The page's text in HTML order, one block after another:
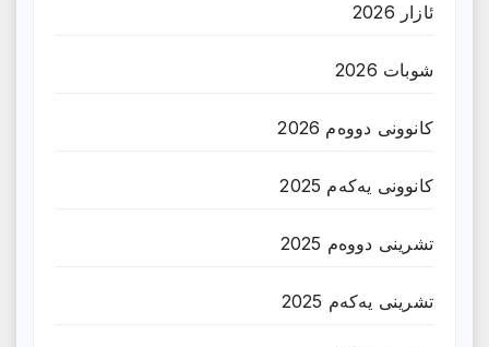
ئازار 2026
شوبات 2026
کانوونی دووەم 2026
کانوونی یەکەم 2025
تشرینی دووەم 2025
تشرینی یەکەم 2025